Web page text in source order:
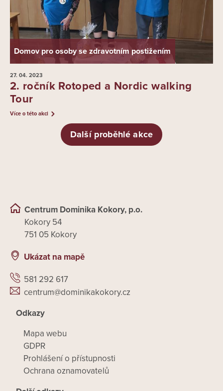
Domov pro osoby se zdravotním postižením
27. 04. 2023
2. ročník Rotoped a Nordic walking
Tour
Více o této akci
Další proběhlé akce
Centrum Dominika Kokory, p.o.
Kokory 54
751 05 Kokory
Ukázat na mapě
581 292 617
centrum@dominikakokory.cz
Odkazy
Mapa webu
GDPR
Prohlášení o přístupnosti
Ochrana oznamovatelů